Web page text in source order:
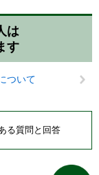
は
す
ついて
る質問と回答